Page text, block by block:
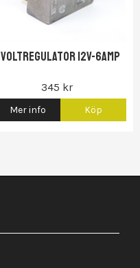
Voltregulator 12v-6amp
345 kr
Mer info Köp